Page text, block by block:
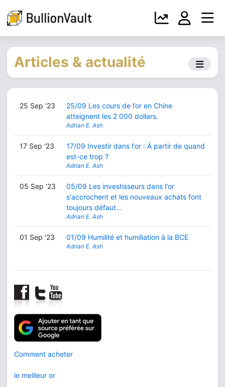
Articles & actualité
25 Sep '23
25/09 Les cours de l’or en Chine
atteignent les 2 000 dollars.
Adrian E. Ash
17 Sep '23
17/09 Investir dans l'or : À partir de quand
est-ce trop ?
Adrian E. Ash
05 Sep '23
05/09 Les investisseurs dans l'or
s'accrochent et les nouveaux achats font
toujours défaut…
Adrian E. Ash
01 Sep '23 01/09 Humilité et humiliation à la BCE
Adrian E. Ash
Comment acheter
le meilleur or